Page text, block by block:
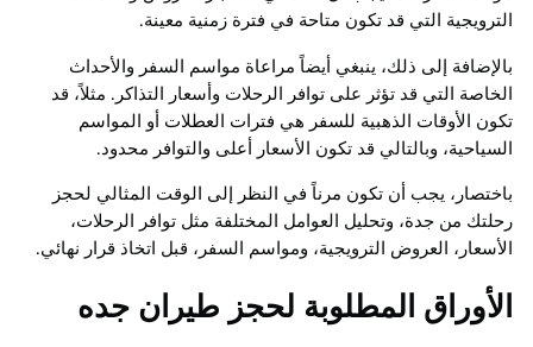
الترويجية التي قد تكون متاحة في فترة زمنية معينة.
بالإضافة إلى ذلك، ينبغي أيضاً مراعاة مواسم السفر والأحداث
الخاصة التي قد تؤثر على توافر الرحلات وأسعار التذاكر. مثلاً، قد
تكون الأوقات الذهبية للسفر هي فترات العطلات أو المواسم
السياحية، وبالتالي قد تكون الأسعار أعلى والتوافر محدود.
باختصار، يجب أن تكون مرناً في النظر إلى الوقت المثالي لحجز
رحلتك من جدة، وتحليل العوامل المختلفة مثل توافر الرحلات،
الأسعار، العروض الترويجية، ومواسم السفر، قبل اتخاذ قرار نهائي.
الأوراق المطلوبة لحجز طيران جده